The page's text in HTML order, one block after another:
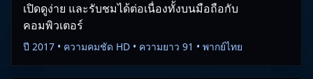
เปิดดูง่าย และรับชมได้ต่อเนื่องทั้งบนมือถือกับ
คอมพิวเตอร์
ปี 2017 • ความคมชัด HD • ความยาว 91 • พากย์ไทย